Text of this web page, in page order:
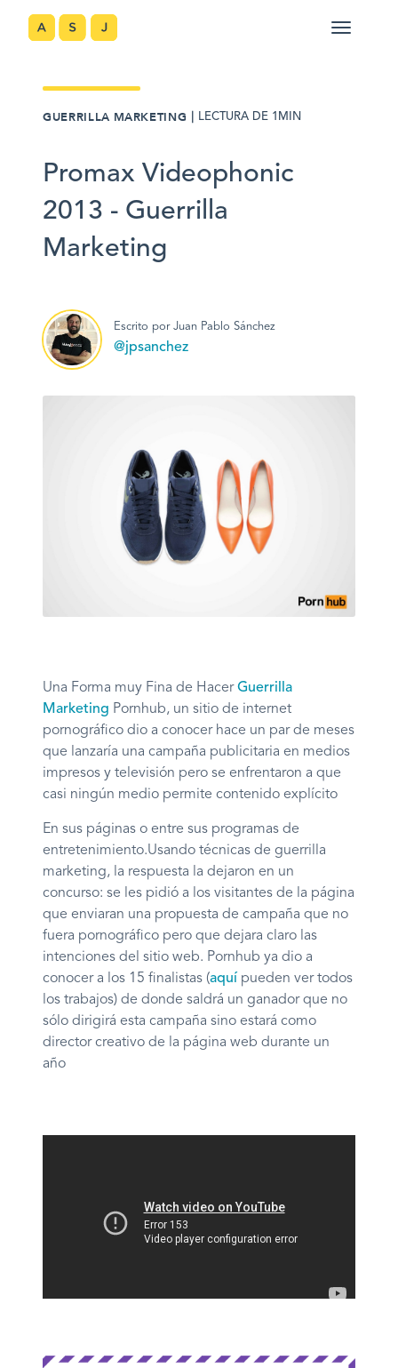
GUERRILLA MARKETING LECTURA DE 1MIN
Promax Videophonic
2013 - Guerrilla
Marketing
Escrito por Juan Pablo Sánchez
@jpsanchez
Una Forma muy Fina de HacerGuerrilla
Marketing Pornhub, un sitio de internet
pornográfico dio a conocer hace un par de meses
que lanzaría una campaña publicitaria en medios
impresos y televisión pero se enfrentaron a que
casi ningún medio permite contenido explícito
En sus páginas o entre sus programas de
entretenimiento.Usando técnicas de guerrilla
marketing, la respuesta la dejaron en un
concurso: se les pidió a los visitantes de la página
que enviaran una propuesta de campaña que no
fuera pornográfico pero que dejara claro las
intenciones del sitio web. Pornhub ya dio a
conocer a los 15 finalistas (aquí pueden ver todos
los trabajos) de donde saldrá un ganador que no
sólo dirigirá esta campaña sino estará como
director creativo de la página web durante un
año